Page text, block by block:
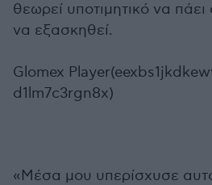
θεωρεί υποτιμητικό να
να εξασκηθεί.
Glomex
d1lm7c3rgn8x)
«Μέσα μου υπερίσχυσε